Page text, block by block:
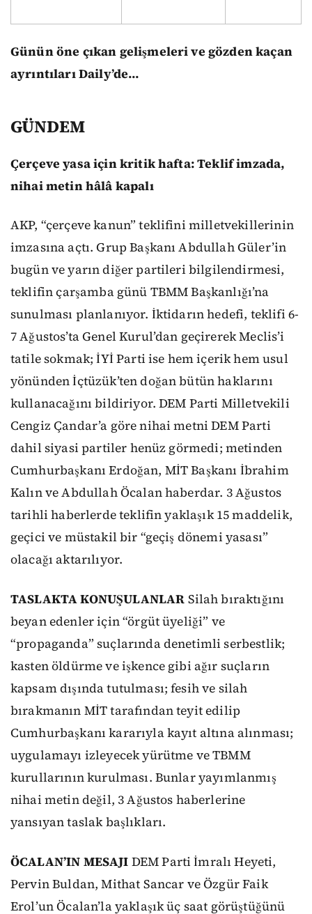
Günün öne çıkan gelişmeleri ve gözden kaçan
ayrıntıları Daily’de…
GÜNDEM
Çerçeve yasa için kritik hafta: Teklif imzada,
nihai metin hâlâ kapalı
AKP, “çerçeve kanun” teklifini milletvekillerinin
imzasına açtı. Grup Başkanı Abdullah Güler’in
bugün ve yarın diğer partileri bilgilendirmesi,
teklifin çarşamba günü TBMM Başkanlığı’na
sunulması planlanıyor. İktidarın hedefi, teklifi 6-
7 Ağustos’ta Genel Kurul’dan geçirerek Meclis’i
tatile sokmak; İYİ Parti ise hem içerik hem usul
yönünden İçtüzük’ten doğan bütün haklarını
kullanacağını bildiriyor. DEM Parti Milletvekili
Cengiz Çandar’a göre nihai metni DEM Parti
dahil siyasi partiler henüz görmedi; metinden
Cumhurbaşkanı Erdoğan, MİT Başkanı İbrahim
Kalın ve Abdullah Öcalan haberdar. 3 Ağustos
tarihli haberlerde teklifin yaklaşık 15 maddelik,
geçici ve müstakil bir “geçiş dönemi yasası”
olacağı aktarılıyor.
TASLAKTA KONUŞULANLAR Silah bıraktığını
beyan edenler için “örgüt üyeliği” ve
“propaganda” suçlarında denetimli serbestlik;
kasten öldürme ve işkence gibi ağır suçların
kapsam dışında tutulması; fesih ve silah
bırakmanın MİT tarafından teyit edilip
Cumhurbaşkanı kararıyla kayıt altına alınması;
uygulamayı izleyecek yürütme ve TBMM
kurullarının kurulması. Bunlar yayımlanmış
nihai metin değil, 3 Ağustos haberlerine
yansıyan taslak başlıkları.
ÖCALAN’IN MESAJI DEM Parti İmralı Heyeti,
Pervin Buldan, Mithat Sancar ve Özgür Faik
Erol’un Öcalan’la yaklaşık üç saat görüştüğünü